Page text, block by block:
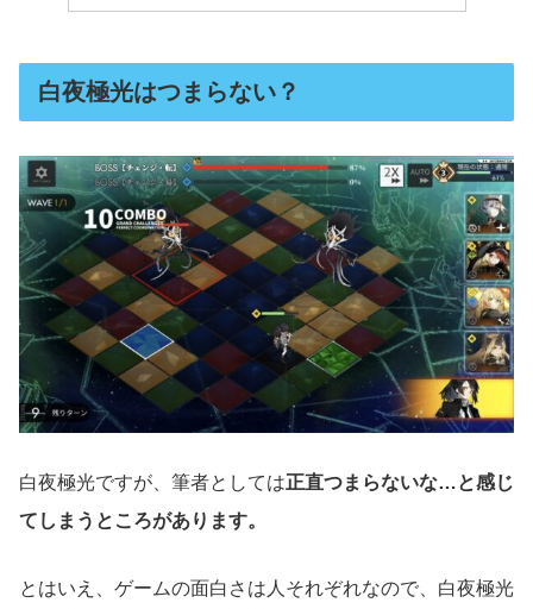
白夜極光はつまらない？
白夜極光ですが、筆者としては正直つまらないな…と感じ
てしまうところがあります。
とはいえ、ゲームの面白さは人それぞれなので、白夜極光